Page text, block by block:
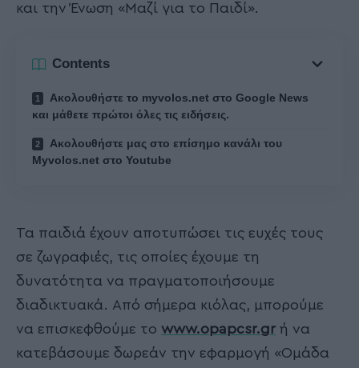
και την Ένωση «Μαζί για το Παιδί».
Contents
Ακολουθήστε το myvolos.net στο Google News
και μάθετε πρώτοι όλες τις ειδήσεις.
Ακολουθήστε μας στο επίσημο κανάλι του
Myvolos.net στο Youtube
Τα παιδιά έχουν αποτυπώσει τις ευχές τους
σε ζωγραφιές, τις οποίες έχουμε τη
δυνατότητα να πραγματοποιήσουμε
διαδικτυακά. Από σήμερα κιόλας, μπορούμε
να επισκεφθούμε το www.opapcsr.gr ή να
κατεβάσουμε δωρεάν την εφαρμογή «Ομάδα